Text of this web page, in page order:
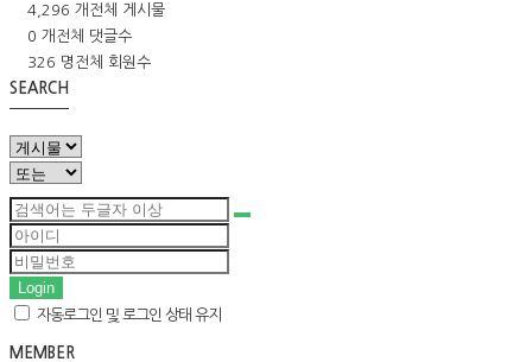
4,296 개 전체 게시물
0 개 전체 댓글수
326 명 전체 회원수
SEARCH
Login
자동로그인 및 로그인 상태 유지
MEMBER